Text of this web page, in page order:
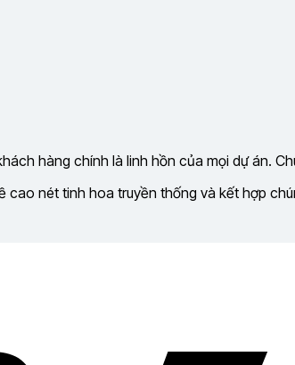
hàng chính là linh hồn của mọi dự án.
cao nét tinh hoa truyền thống và kết hợp